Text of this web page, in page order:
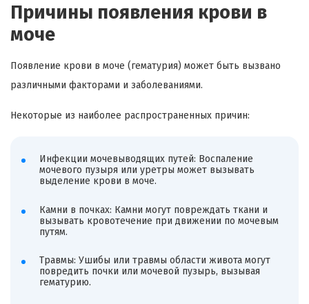
Причины появления крови в
моче
Появление крови в моче (гематурия) может быть вызвано
различными факторами и заболеваниями.
Некоторые из наиболее распространенных причин:
Инфекции мочевыводящих путей: Воспаление
мочевого пузыря или уретры может вызывать
выделение крови в моче.
Камни в почках: Камни могут повреждать ткани и
вызывать кровотечение при движении по мочевым
путям.
Травмы: Ушибы или травмы области живота могут
повредить почки или мочевой пузырь, вызывая
гематурию.